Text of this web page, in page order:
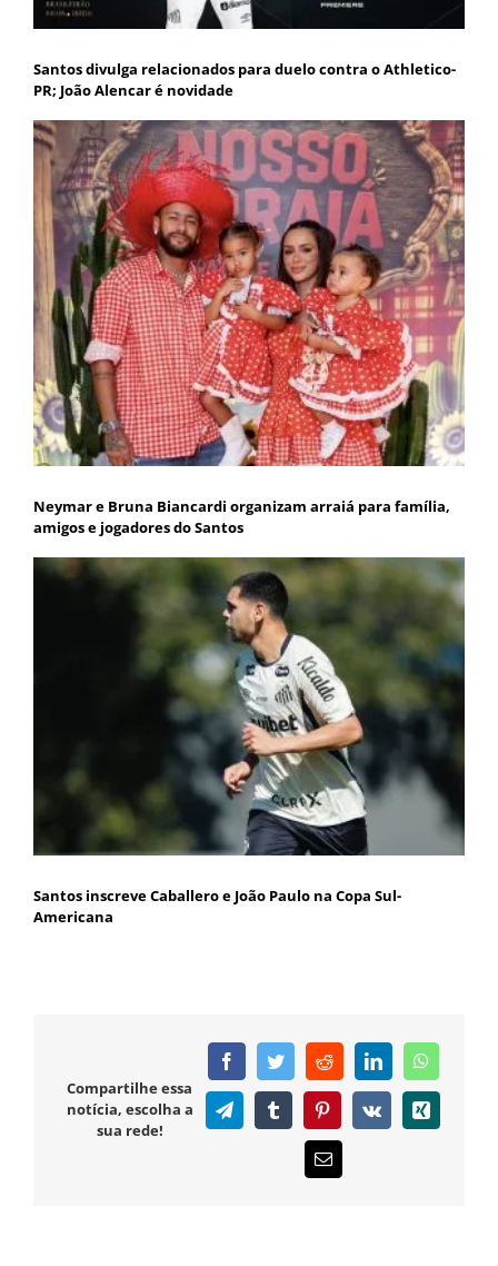
Santos divulga relacionados para duelo contra o Athletico-
PR; João Alencar é novidade
Neymar e Bruna Biancardi organizam arraiá para família,
amigos e jogadores do Santos
Santos inscreve Caballero e João Paulo na Copa Sul-
Americana
Compartilhe essa
notícia, escolha a
sua rede!
FacebookTwitterRedditLinkedIn
TelegramTumblr PinterestVk Xing
E-
mail